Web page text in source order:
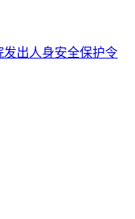
发出人身安全保护令